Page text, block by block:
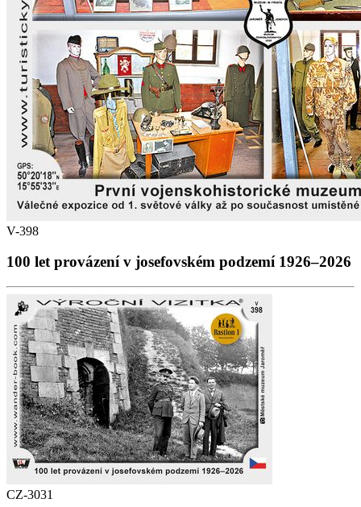
V-398
100 let provázení v josefovském podzemí 1926–2026
CZ-3031